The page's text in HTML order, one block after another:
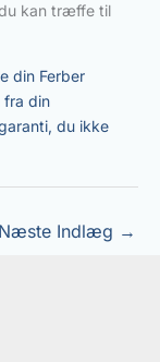
kan træffe til
din Ferber
fra din
du ikke
Næste Indlæg →